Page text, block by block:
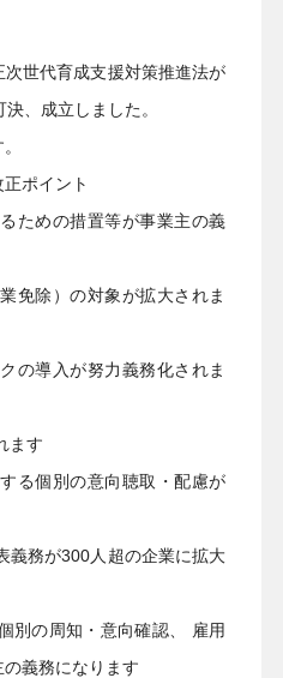
世代育成支援対策推進法が
、成立しました。
ポイント
ための措置等が事業主の義
免除）の対象が拡大されま
の導入が努力義務化されま
ます
る個別の意向聴取・配慮が
務が300人超の企業に拡大
別の周知・意向確認、 雇用
義務になります